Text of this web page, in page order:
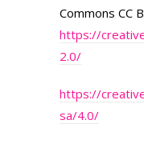
Commons CC
https://
2.0/
https://
sa/4.0/